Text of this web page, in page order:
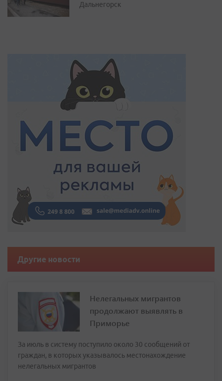
Дальнегорск
Другие новости
Нелегальных мигрантов
продолжают выявлять в
Приморье
За июль в систему поступило около 30 сообщений от
граждан, в которых указывалось местонахождение
нелегальных мигрантов